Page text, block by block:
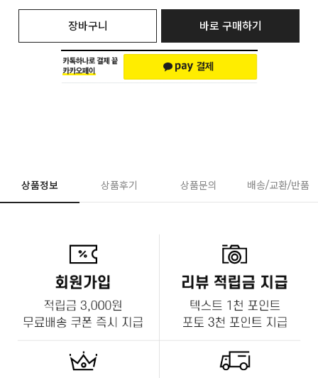
장바구니 바로 구매하기
상품정보 상품후기 상품문의 배송/교환/반품